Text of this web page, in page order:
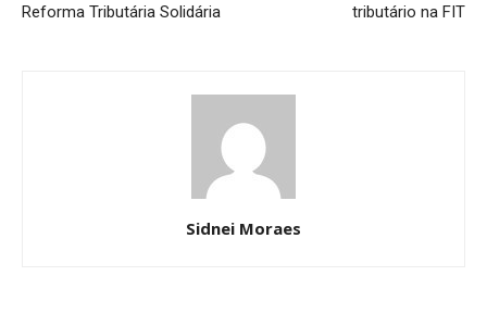
Reforma Tributária Solidária
tributário na FIT
Sidnei Moraes